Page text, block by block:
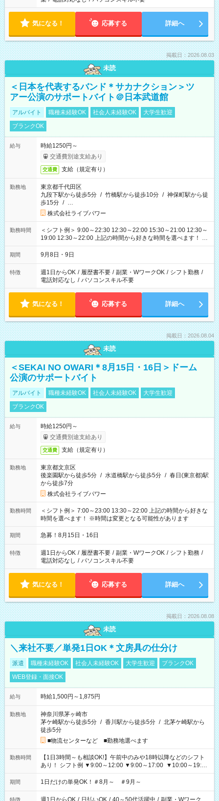
気になる！ 応募する 詳細へ
掲載日：2026.08.03
未読
＜日本を代表するバンド＊サカナクション＞ツ
アー公演のサポートバイト＠日本武道館
アルバイト 職種未経験OK 社会人未経験OK
大学生歓迎
ブランクOK
給与
時給1250円～
交通費別途支給あり
交通費 支給（規定有り）
勤務地
東京都千代田区
九段下駅から徒歩5分 / 竹橋駅から徒歩10分 / 神保町駅から徒
歩15分 / …
株式会社ライブパワー
勤務時間
＜シフト例＞ 9:00～22:30 12:30～22:00 15:30～21:00 12:30～
19:00 12:30～22:00 上記の時間から好きな時間を選べます！ ※
時間は変更となる可能性があります
期間 9月8日・9日
特徴 週1日からOK / 履歴書不要 / 副業・WワークOK / シフト勤務 /
電話対応なし / パソコンスキル不要
気になる！ 応募する 詳細へ
掲載日：2026.08.04
未読
＜SEKAI NO OWARI＊8月15日・16日＞ドーム
公演のサポートバイト
アルバイト 職種未経験OK 社会人未経験OK
大学生歓迎
ブランクOK
給与
時給1250円～
交通費別途支給あり
交通費 支給（規定有り）
勤務地
東京都文京区
後楽園駅から徒歩5分 / 水道橋駅から徒歩5分 / 春日(東京都)駅
から徒歩7分
株式会社ライブパワー
勤務時間
＜シフト例＞ 7:00～23:00 13:30～22:00 上記の時間から好きな
時間を選べます！ ※時間は変更となる可能性があります
期間 急募！8月15日・16日
特徴 週1日からOK / 履歴書不要 / 副業・WワークOK / シフト勤務 /
電話対応なし / パソコンスキル不要
気になる！ 応募する 詳細へ
掲載日：2026.08.08
未読
＼来社不要／単発1日OK＊文房具の仕分け
派遣 職種未経験OK 社会人未経験OK 大学生歓迎
ブランクOK
WEB登録・面接OK
給与 時給1,500円～1,875円
勤務地
神奈川県茅ヶ崎市
茅ケ崎駅から徒歩5分 / 香川駅から徒歩5分 / 北茅ケ崎駅から
徒歩5分
■物流センターなど ■勤務地選べます
勤務時間
【1日3時間～も相談OK!】午前中のみや18時以降などのシフト
あり！ シフト例 ▼9:00～12:00 ▼9:00～17:00 ▼10:00～19:00
▼18:00～21:00
期間 1日だけの単発OK！＃8月～ ＃9月～
特徴 週1日からOK / 日払いOK / 40～50代活躍中 / 副業・Wワーク